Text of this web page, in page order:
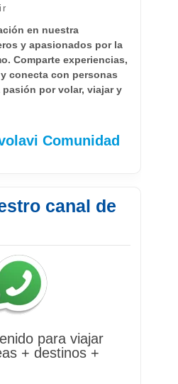
en nuestra
y apasionados por la
Comparte experiencias,
conecta con personas
por volar, viajar y
Comunidad
canal de
para viajar
+ destinos +